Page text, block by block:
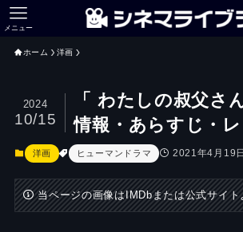
メニュー
ホーム 洋画
「 わたしの叔父さ
情報・あらすじ・
2024
10/15
洋画 ヒューマンドラマ 2021年4月19日
当ページの画像はIMDbまたは公式サイト